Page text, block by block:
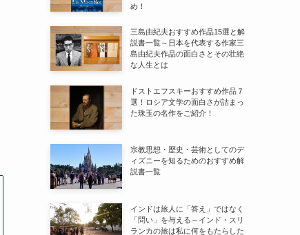
め！
三島由紀夫おすすめ作品15選と解
説書一覧～日本を代表する作家三
島由紀夫作品の面白さとその壮絶
な人生とは
ドストエフスキーおすすめ作品７
選！ロシア文学の面白さが詰まっ
た珠玉の名作をご紹介！
宗教思想・歴史・芸術としてのデ
ィズニーを知るためのおすすめ解
説書一覧
インドは旅人に「答え」ではなく
「問い」を与える～インド・スリ
ランカの旅は私に何をもたらした